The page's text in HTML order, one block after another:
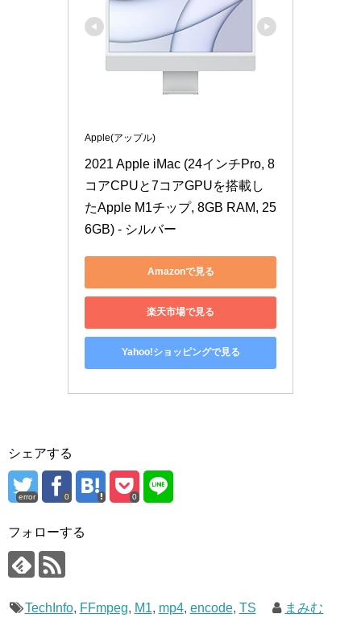
Apple(アップル)
2021 Apple iMac (24インチPro, 8
コアCPUと7コアGPUを搭載し
たApple M1チップ, 8GB RAM, 25
6GB) - シルバー
Amazonで見る
楽天市場で見る
Yahoo!ショッピングで見る
シェアする
error 0 0
フォローする
TechInfo, FFmpeg, M1, mp4, encode, TS まみむ